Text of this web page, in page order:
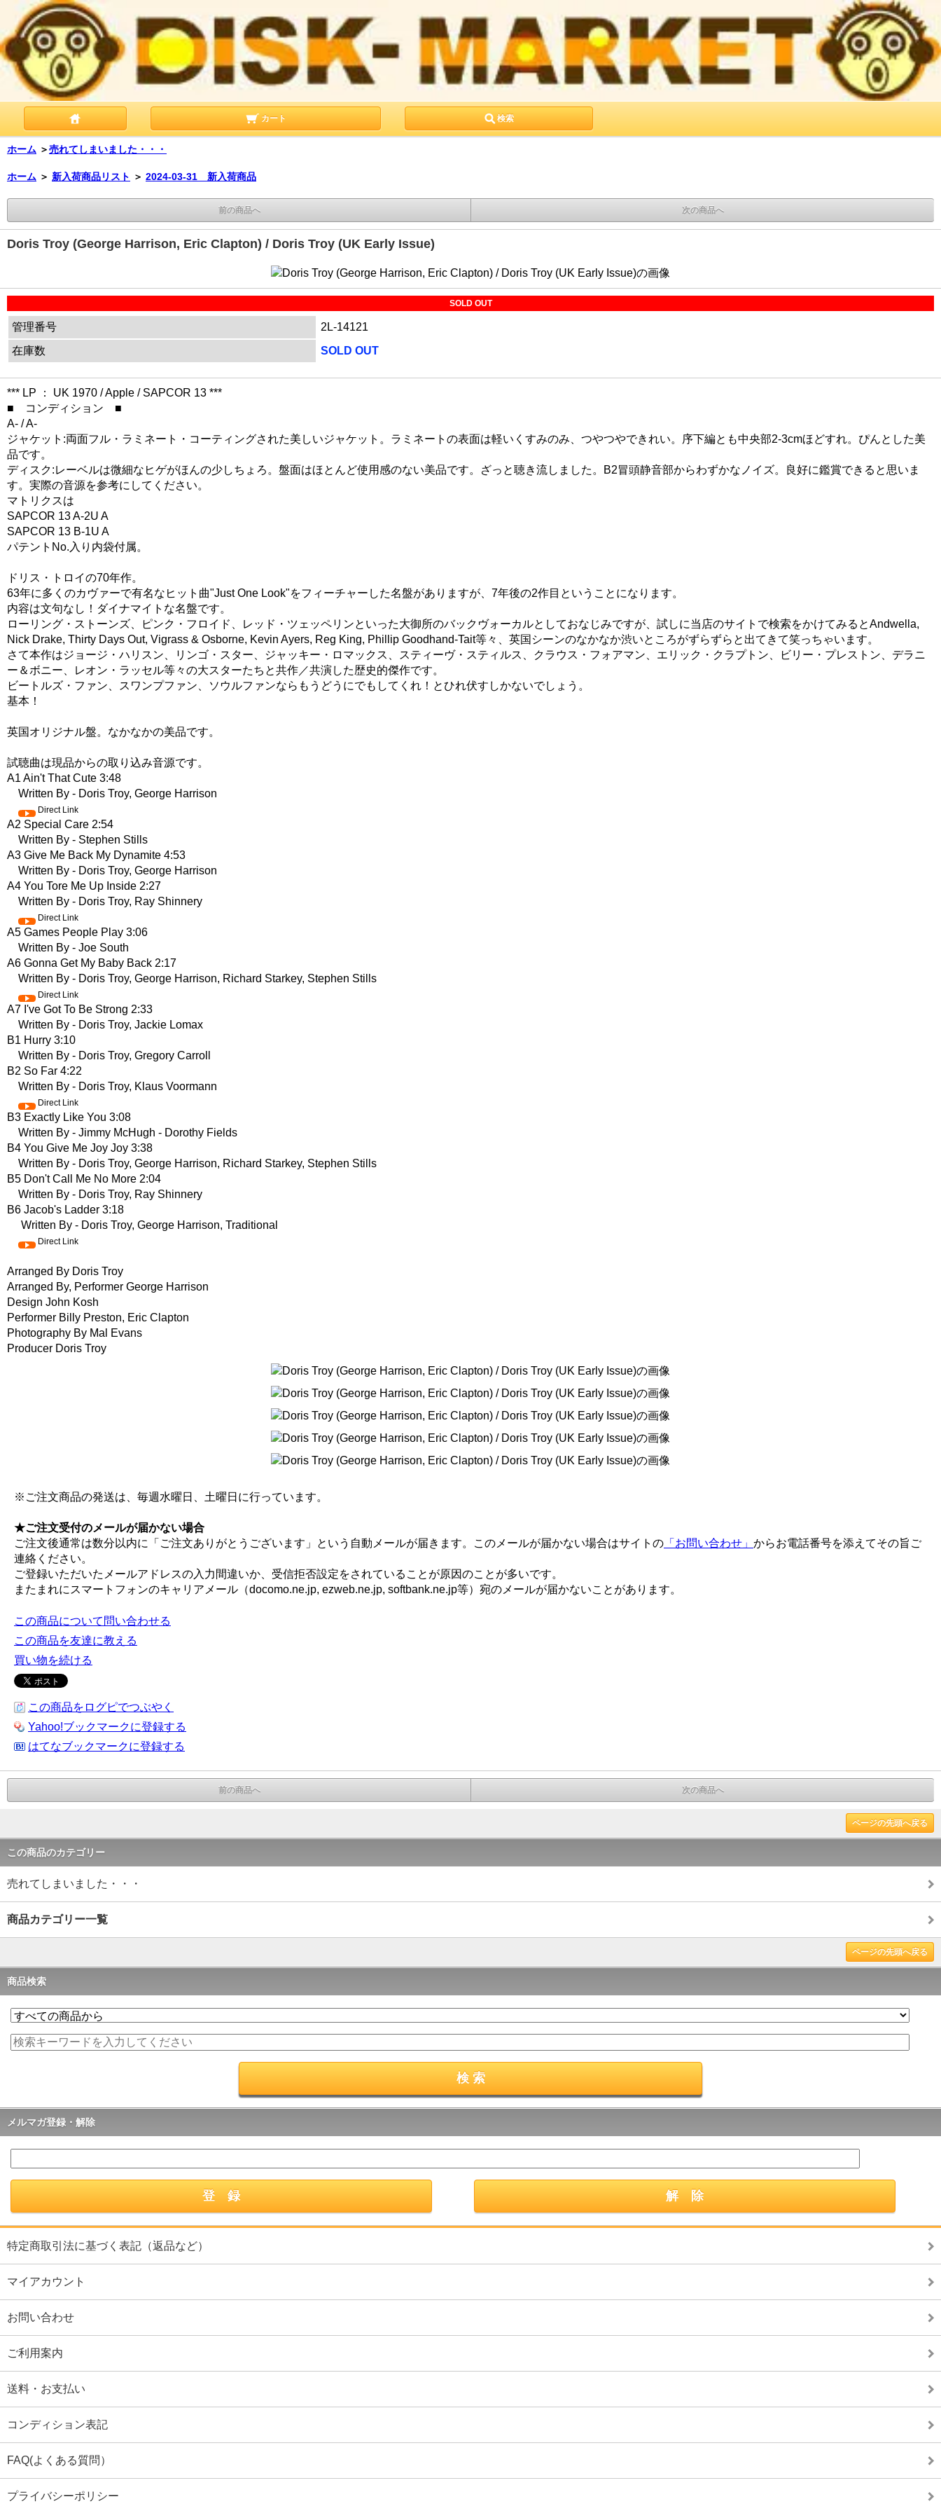
カート 検索
ホーム ＞売れてしまいました・・・
ホーム ＞ 新入荷商品リスト ＞ 2024-03-31 新入荷商品
前の商品へ 次の商品へ
Doris Troy (George Harrison, Eric Clapton) / Doris Troy (UK Early Issue)
SOLD OUT
管理番号
2L-14121
在庫数
SOLD OUT
*** LP ： UK 1970 / Apple / SAPCOR 13 ***
■ コンディション ■
A- / A-
ジャケット:両面フル・ラミネート・コーティングされた美しいジャケット。ラミネートの表面は軽いくすみのみ、つやつやできれい。序下編とも中央部2-3cmほどすれ。ぴんとした美
品です。
ディスク:レーベルは微細なヒゲがほんの少しちょろ。盤面はほとんど使用感のない美品です。ざっと聴き流しました。B2冒頭静音部からわずかなノイズ。良好に鑑賞できると思いま
す。実際の音源を参考にしてください。
マトリクスは
SAPCOR 13 A-2U A
SAPCOR 13 B-1U A
パテントNo.入り内袋付属。
ドリス・トロイの70年作。
63年に多くのカヴァーで有名なヒット曲"Just One Look"をフィーチャーした名盤がありますが、7年後の2作目ということになります。
内容は文句なし！ダイナマイトな名盤です。
ローリング・ストーンズ、ピンク・フロイド、レッド・ツェッペリンといった大御所のバックヴォーカルとしておなじみですが、試しに当店のサイトで検索をかけてみるとAndwella,
Nick Drake, Thirty Days Out, Vigrass & Osborne, Kevin Ayers, Reg King, Phillip Goodhand-Tait等々、英国シーンのなかなか渋いところがずらずらと出てきて笑っちゃいます。
さて本作はジョージ・ハリスン、リンゴ・スター、ジャッキー・ロマックス、スティーヴ・スティルス、クラウス・フォアマン、エリック・クラプトン、ビリー・プレストン、デラニ
ー＆ボニー、レオン・ラッセル等々の大スターたちと共作／共演した歴史的傑作です。
ビートルズ・ファン、スワンプファン、ソウルファンならもうどうにでもしてくれ！とひれ伏すしかないでしょう。
基本！
英国オリジナル盤。なかなかの美品です。
試聴曲は現品からの取り込み音源です。
A1 Ain't That Cute 3:48
Written By - Doris Troy, George Harrison
Direct Link
A2 Special Care 2:54
Written By - Stephen Stills
A3 Give Me Back My Dynamite 4:53
Written By - Doris Troy, George Harrison
A4 You Tore Me Up Inside 2:27
Written By - Doris Troy, Ray Shinnery
Direct Link
A5 Games People Play 3:06
Written By - Joe South
A6 Gonna Get My Baby Back 2:17
Written By - Doris Troy, George Harrison, Richard Starkey, Stephen Stills
Direct Link
A7 I've Got To Be Strong 2:33
Written By - Doris Troy, Jackie Lomax
B1 Hurry 3:10
Written By - Doris Troy, Gregory Carroll
B2 So Far 4:22
Written By - Doris Troy, Klaus Voormann
Direct Link
B3 Exactly Like You 3:08
Written By - Jimmy McHugh - Dorothy Fields
B4 You Give Me Joy Joy 3:38
Written By - Doris Troy, George Harrison, Richard Starkey, Stephen Stills
B5 Don't Call Me No More 2:04
Written By - Doris Troy, Ray Shinnery
B6 Jacob's Ladder 3:18
Written By - Doris Troy, George Harrison, Traditional
Direct Link
Arranged By Doris Troy
Arranged By, Performer George Harrison
Design John Kosh
Performer Billy Preston, Eric Clapton
Photography By Mal Evans
Producer Doris Troy
※ご注文商品の発送は、毎週水曜日、土曜日に行っています。
★ご注文受付のメールが届かない場合
ご注文後通常は数分以内に「ご注文ありがとうございます」という自動メールが届きます。このメールが届かない場合はサイトの 「お問い合わせ」 からお電話番号を添えてその旨ご
連絡ください。
ご登録いただいたメールアドレスの入力間違いか、受信拒否設定をされていることが原因のことが多いです。
またまれにスマートフォンのキャリアメール（docomo.ne.jp, ezweb.ne.jp, softbank.ne.jp等）宛のメールが届かないことがあります。
この商品について問い合わせる
この商品を友達に教える
買い物を続ける
この商品をログピでつぶやく
Yahoo!ブックマークに登録する
はてなブックマークに登録する
前の商品へ 次の商品へ
ページの先頭へ戻る
この商品のカテゴリー
売れてしまいました・・・
商品カテゴリー一覧
ページの先頭へ戻る
商品検索
メルマガ登録・解除
特定商取引法に基づく表記（返品など）
マイアカウント
お問い合わせ
ご利用案内
送料・お支払い
コンディション表記
FAQ(よくある質問）
プライバシーポリシー